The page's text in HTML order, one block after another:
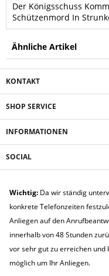
Der Königsschuss
Schützenmord In
Ähnliche Artikel
KONTAKT
SHOP SERVICE
INFORMATIONEN
SOCIAL
Wichtig: Da wir ständig
konkrete Telefonzeiten
Anliegen auf den
innerhalb von 48 Stunden
vor sehr gut zu erreichen und
möglich um Ihr Anliegen.